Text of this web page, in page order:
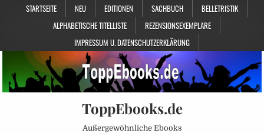
STARTSEITE NEU EDITIONEN SACHBUCH
BELLETRISTIK
ALPHABETISCHE TITELLISTE
REZENSIONSEXEMPLARE
IMPRESSUM U. DATENSCHUTZERKLÄRUNG
ToppEbooks.de
Außergewöhnliche Ebooks